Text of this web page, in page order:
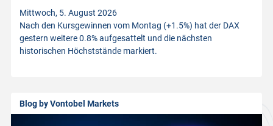
o
Mittwoch, 5. August 2026
Nach den Kursgewinnen vom Montag (+1.5%) hat der DAX
gestern weitere 0.8% aufgesattelt und die nächsten
historischen Höchststände markiert.
Blog by Vontobel Markets